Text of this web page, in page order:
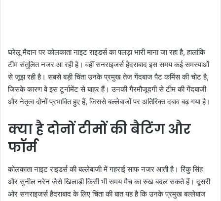
घरेलू मैदान पर कोलकाता नाइट राइडर्स का पलड़ा भारी माना जा रहा है, हालांकि
टीम संतुलित नजर आ रही है। वहीं सनराइजर्स हैदराबाद इस समय कई समस्याओं
से जूझ रही है। सबसे बड़ी चिंता उनके प्रमुख तेज गेंदबाज पैट कमिंस की चोट है,
जिसके कारण वे इस टूर्नामेंट से बाहर हैं। उनकी गैरमौजूदगी से टीम की गेंदबाजी
और नेतृत्व दोनों प्रभावित हुए हैं, जिससे बल्लेबाजों पर अतिरिक्त दबाव बढ़ गया है।
क्या है दोनों टीमों की बैटिंग और
फॉर्म
कोलकाता नाइट राइडर्स की बल्लेबाजी में गहराई साफ नजर आती है। रिंकु सिंह
और सुनील नरेन जैसे खिलाड़ी किसी भी समय मैच का रुख बदल सकते हैं। दूसरी
ओर सनराइजर्स हैदराबाद के लिए चिंता की बात यह है कि उनके प्रमुख बल्लेबाज